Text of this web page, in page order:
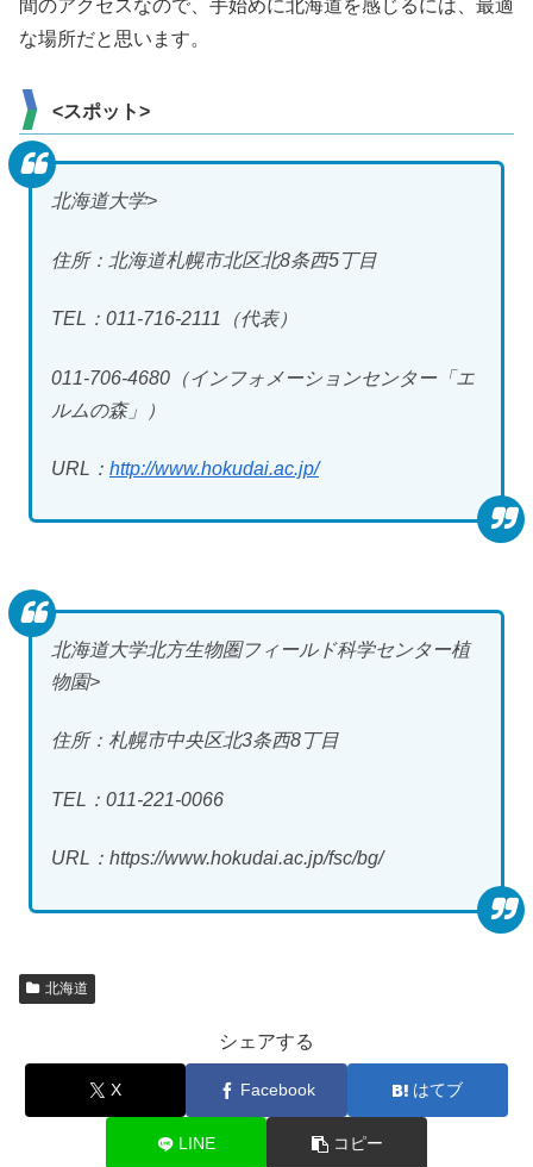
間のアクセスなので、手始めに北海道を感じるには、最適
な場所だと思います。
<スポット>
北海道大学>
住所：北海道札幌市北区北8条西5丁目
TEL：011-716-2111（代表）
011-706-4680（インフォメーションセンター「エ
ルムの森」）
URL： http://www.hokudai.ac.jp/
北海道大学北方生物圏フィールド科学センター植
物園>
住所：札幌市中央区北3条西8丁目
TEL：011-221-0066
URL：https://www.hokudai.ac.jp/fsc/bg/
北海道
シェアする
X Facebook はてブ
LINE コピー